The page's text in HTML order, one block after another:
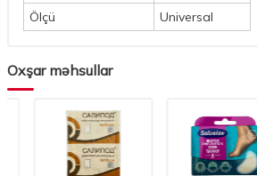
Ölçü
Universal
Oxşar məhsullar